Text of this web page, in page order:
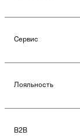
Сервис
Лояльность
B2B